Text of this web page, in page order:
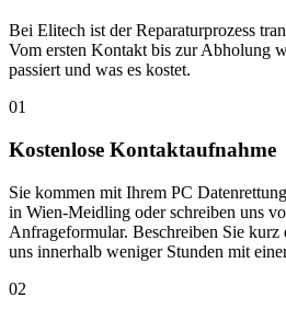
Bei Elitech ist der Reparaturprozess
Vom ersten Kontakt bis zur Abholung
passiert und was es kostet.
01
Kostenlose Kontaktaufnahme
Sie kommen mit Ihrem PC
in Wien-Meidling oder schreiben uns
Anfrageformular. Beschreiben Sie kurz
uns innerhalb weniger Stunden mit
02